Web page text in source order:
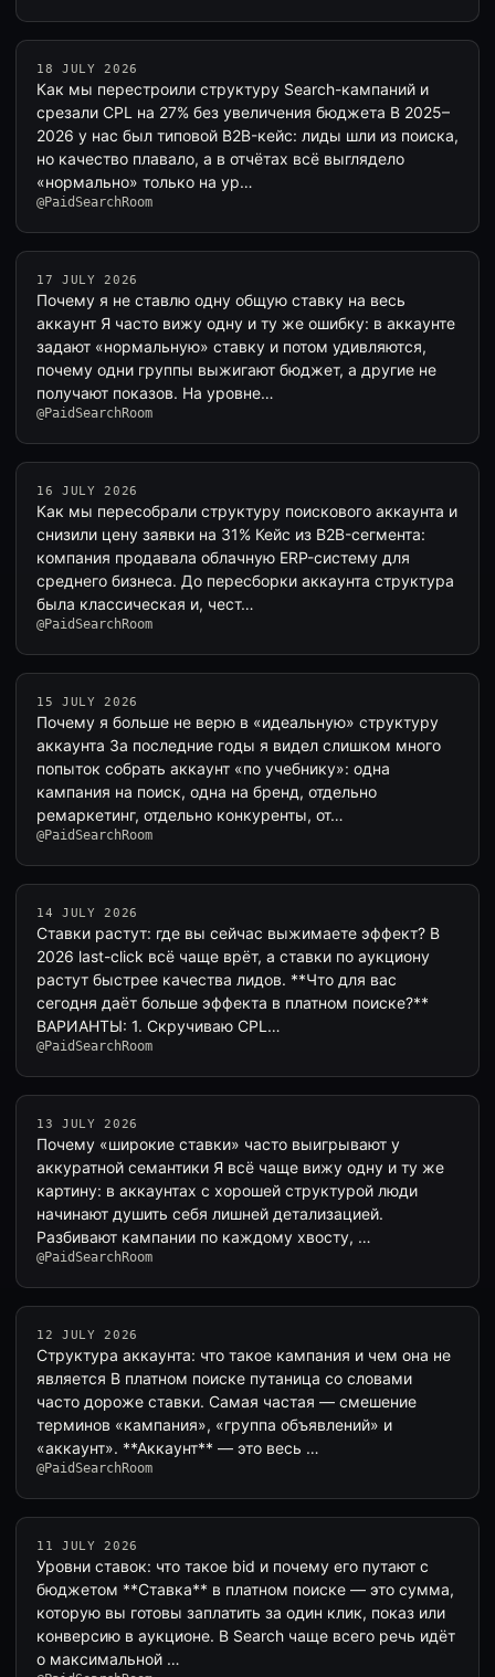
18 JULY 2026
Как мы перестроили структуру Search-кампаний и
срезали CPL на 27% без увеличения бюджета В 2025–
2026 у нас был типовой B2B-кейс: лиды шли из поиска,
но качество плавало, а в отчётах всё выглядело
«нормально» только на ур…
@PaidSearchRoom
17 JULY 2026
Почему я не ставлю одну общую ставку на весь
аккаунт Я часто вижу одну и ту же ошибку: в аккаунте
задают «нормальную» ставку и потом удивляются,
почему одни группы выжигают бюджет, а другие не
получают показов. На уровне…
@PaidSearchRoom
16 JULY 2026
Как мы пересобрали структуру поискового аккаунта и
снизили цену заявки на 31% Кейс из B2B-сегмента:
компания продавала облачную ERP-систему для
среднего бизнеса. До пересборки аккаунта структура
была классическая и, чест…
@PaidSearchRoom
15 JULY 2026
Почему я больше не верю в «идеальную» структуру
аккаунта За последние годы я видел слишком много
попыток собрать аккаунт «по учебнику»: одна
кампания на поиск, одна на бренд, отдельно
ремаркетинг, отдельно конкуренты, от…
@PaidSearchRoom
14 JULY 2026
Ставки растут: где вы сейчас выжимаете эффект? В
2026 last-click всё чаще врёт, а ставки по аукциону
растут быстрее качества лидов. **Что для вас
сегодня даёт больше эффекта в платном поиске?**
ВАРИАНТЫ: 1. Скручиваю CPL…
@PaidSearchRoom
13 JULY 2026
Почему «широкие ставки» часто выигрывают у
аккуратной семантики Я всё чаще вижу одну и ту же
картину: в аккаунтах с хорошей структурой люди
начинают душить себя лишней детализацией.
Разбивают кампании по каждому хвосту, …
@PaidSearchRoom
12 JULY 2026
Структура аккаунта: что такое кампания и чем она не
является В платном поиске путаница со словами
часто дороже ставки. Самая частая — смешение
терминов «кампания», «группа объявлений» и
«аккаунт». **Аккаунт** — это весь …
@PaidSearchRoom
11 JULY 2026
Уровни ставок: что такое bid и почему его путают с
бюджетом **Ставка** в платном поиске — это сумма,
которую вы готовы заплатить за один клик, показ или
конверсию в аукционе. В Search чаще всего речь идёт
о максимальной …